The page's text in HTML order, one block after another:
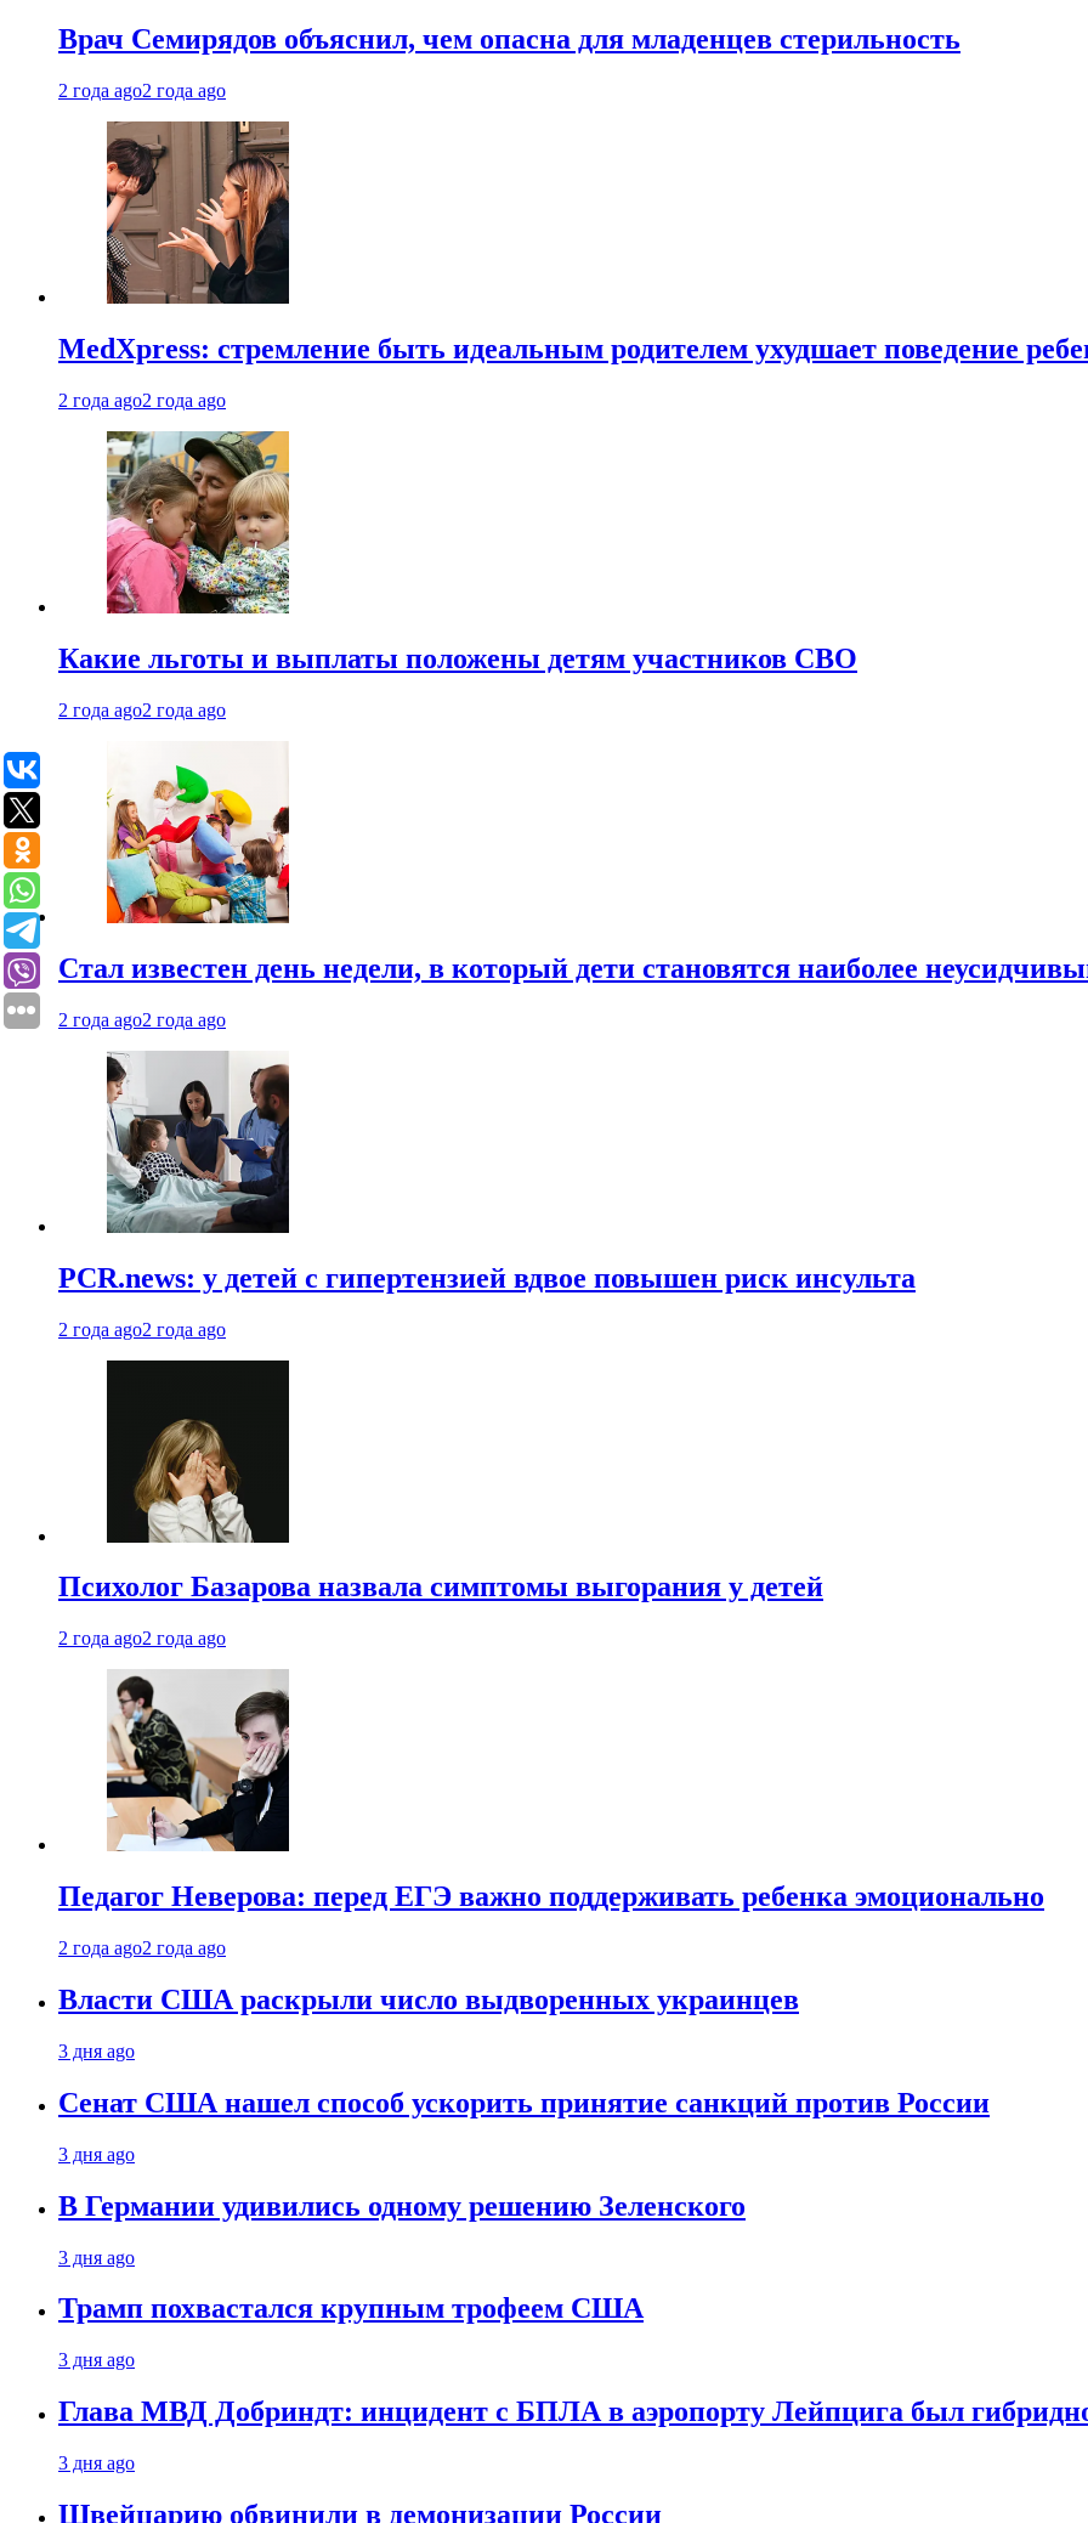
Врач Семирядов объяснил, чем опасна для младенцев стерильность
2 года ago2 года ago
MedXpress: стремление быть идеальным родителем ухудшает поведение
2 года ago2 года ago
Какие льготы и выплаты положены детям участников СВО
2 года ago2 года ago
Стал известен день недели, в который дети становятся наиболее
2 года ago2 года ago
PCR.news: у детей с гипертензией вдвое повышен риск инсульта
2 года ago2 года ago
Психолог Базарова назвала симптомы выгорания у детей
2 года ago2 года ago
Педагог Неверова: перед ЕГЭ важно поддерживать ребенка эмоционально
2 года ago2 года ago
Власти США раскрыли число выдворенных украинцев
3 дня ago
Сенат США нашел способ ускорить принятие санкций против России
3 дня ago
В Германии удивились одному решению Зеленского
3 дня ago
Трамп похвастался крупным трофеем США
3 дня ago
Глава МВД Добриндт: инцидент с БПЛА в аэропорту Лейпцига был
3 дня ago
Швейцарию обвинили в демонизации России